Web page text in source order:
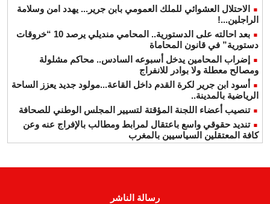
الاحتلال العشوائي للملك العمومي بابن جرير... يهدد امن وسلامة
الراجلين...!
بعد احالته على الدستورية.. المحامي منديلي يرصد 10 “خروقات
دستورية” في قانون المحاماة
إضراب المحامين يدخل أسبوعه السادس.. محاكم مشلولة
ومصالح معطلة ولا بوادر للانفراج
أسود ابن جرير لكرة القدم داخل القاعة...مولود جديد يعزز الساحة
الرياضية بالمدينة..
تنصيب أعضاء اللجنة المؤقتة لتسيير المجلس الوطني للصحافة
تنديد حقوقي واسع باعتقال لمرابط ومطالب بالإفراج عنه وعن
كافة المعتقلين السياسيين بالمغرب
رسالة الناشر